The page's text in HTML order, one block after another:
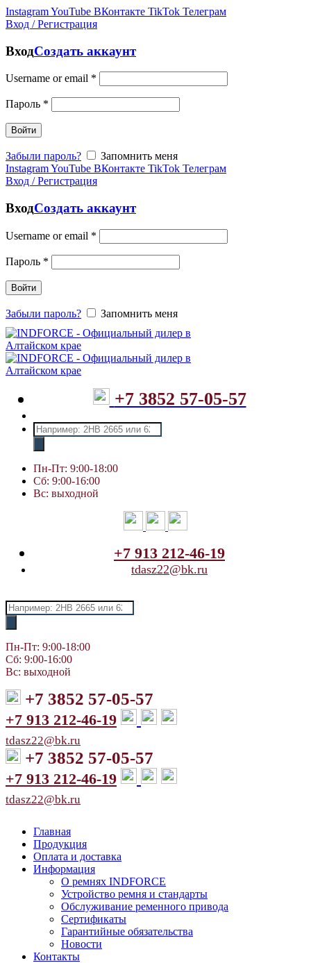
InstagramYouTube ВКонтакте TikTok Телеграм
Вход / Регистрация
ВходСоздать аккаунт
Username or email *
Пароль *
Войти
Забыли пароль?
Запомнить меня
InstagramYouTube ВКонтакте TikTok Телеграм
Вход / Регистрация
ВходСоздать аккаунт
Username or email *
Пароль *
Войти
Забыли пароль? Запомнить меня
+7 3852 57-05-57
Поиск
товаров
Пн-Пт: 9:00-18:00
Сб: 9:00-16:00
Вс: выходной
+7 913 212-46-19
tdasz22@bk.ru
Поиск
товаров
Пн-Пт: 9:00-18:00
Сб: 9:00-16:00
Вс: выходной
+7 3852 57-05-57
+7 913 212-46-19
tdasz22@bk.ru
+7 3852 57-05-57
+7 913 212-46-19
tdasz22@bk.ru
Главная
Продукция
Оплата и доставка
Информация
О ремнях INDFORCE
Устройство ремня и стандарты
Обслуживание ременного привода
Сертификаты
Гарантийные обязательства
Новости
Контакты